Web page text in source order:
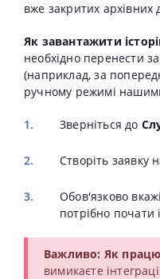
вже закритих архівних
Як завантажити
необхідно перенести
(наприклад, за
ручному режимі
Зверніться до
Створіть заявку
Обов'язково
потрібно почати
Важливо: Як
вимикаєте